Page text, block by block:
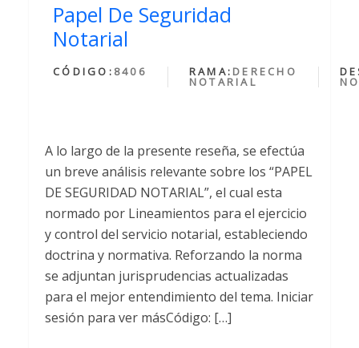
Papel De Seguridad
Notarial
CÓDIGO: 8406 RAMA: DERECHO
NOTARIAL
A lo largo de la presente reseña, se efectúa
un breve análisis relevante sobre los “PAPEL
DE SEGURIDAD NOTARIAL”, el cual esta
normado por Lineamientos para el ejercicio
y control del servicio notarial, estableciendo
doctrina y normativa. Reforzando la norma
se adjuntan jurisprudencias actualizadas
para el mejor entendimiento del tema. Iniciar
sesión para ver másCódigo: […]